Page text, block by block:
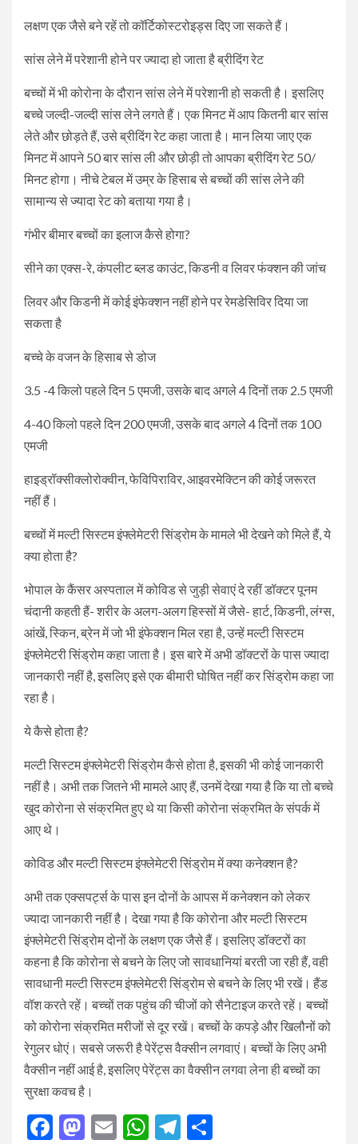
लक्षण एक जैसे बने रहें तो कॉर्टिकोस्टरोइड्स दिए जा सकते हैं।
सांस लेने में परेशानी होने पर ज्यादा हो जाता है ब्रीदिंग रेट
बच्चों में भी कोरोना के दौरान सांस लेने में परेशानी हो सकती है। इसलिए
बच्चे जल्दी-जल्दी सांस लेने लगते हैं। एक मिनट में आप कितनी बार सांस
लेते और छोड़ते हैं, उसे ब्रीदिंग रेट कहा जाता है। मान लिया जाए एक
मिनट में आपने 50 बार सांस ली और छोड़ी तो आपका ब्रीदिंग रेट 50/
मिनट होगा। नीचे टेबल में उम्र के हिसाब से बच्चों की सांस लेने की
सामान्य से ज्यादा रेट को बताया गया है।
गंभीर बीमार बच्चों का इलाज कैसे होगा?
सीने का एक्स-रे, कंपलीट ब्लड काउंट, किडनी व लिवर फंक्शन की जांच
लिवर और किडनी में कोई इंफेक्शन नहीं होने पर रेमडेसिविर दिया जा
सकता है
बच्चे के वजन के हिसाब से डोज
3.5 -4 किलो पहले दिन 5 एमजी, उसके बाद अगले 4 दिनों तक 2.5 एमजी
4-40 किलो पहले दिन 200 एमजी, उसके बाद अगले 4 दिनों तक 100
एमजी
हाइड्रॉक्सीक्लोरोक्वीन, फेविपिराविर, आइवरमेक्टिन की कोई जरूरत
नहीं हैं।
बच्चों में मल्टी सिस्टम इंफ्लेमेटरी सिंड्रोम के मामले भी देखने को मिले हैं, ये
क्या होता है?
भोपाल के कैंसर अस्पताल में कोविड से जुड़ी सेवाएं दे रहीं डॉक्टर पूनम
चंदानी कहती हैं- शरीर के अलग-अलग हिस्सों में जैसे- हार्ट, किडनी, लंग्स,
आंखें, स्किन, ब्रेन में जो भी इंफेक्शन मिल रहा है, उन्हें मल्टी सिस्टम
इंफ्लेमेटरी सिंड्रोम कहा जाता है। इस बारे में अभी डॉक्टरों के पास ज्यादा
जानकारी नहीं है, इसलिए इसे एक बीमारी घोषित नहीं कर सिंड्रोम कहा जा
रहा है।
ये कैसे होता है?
मल्टी सिस्टम इंफ्लेमेटरी सिंड्रोम कैसे होता है, इसकी भी कोई जानकारी
नहीं है। अभी तक जितने भी मामले आए हैं, उनमें देखा गया है कि या तो बच्चे
खुद कोरोना से संक्रमित हुए थे या किसी कोरोना संक्रमित के संपर्क में
आए थे।
कोविड और मल्टी सिस्टम इंफ्लेमेटरी सिंड्रोम में क्या कनेक्शन है?
अभी तक एक्सपर्ट्स के पास इन दोनों के आपस में कनेक्शन को लेकर
ज्यादा जानकारी नहीं है। देखा गया है कि कोरोना और मल्टी सिस्टम
इंफ्लेमेटरी सिंड्रोम दोनों के लक्षण एक जैसे हैं। इसलिए डॉक्टरों का
कहना है कि कोरोना से बचने के लिए जो सावधानियां बरती जा रही हैं, वही
सावधानी मल्टी सिस्टम इंफ्लेमेटरी सिंड्रोम से बचने के लिए भी रखें। हैंड
वॉश करते रहें। बच्चों तक पहुंच की चीजों को सैनेटाइज करते रहें। बच्चों
को कोरोना संक्रमित मरीजों से दूर रखें। बच्चों के कपड़े और खिलौनों को
रेगुलर धोएं। सबसे जरूरी है पेरेंट्स वैक्सीन लगवाएं। बच्चों के लिए अभी
वैक्सीन नहीं आई है, इसलिए पेरेंट्स का वैक्सीन लगवा लेना ही बच्चों का
सुरक्षा कवच है।
Facebook
Mastodon
EmailWhatsApp
Telegram